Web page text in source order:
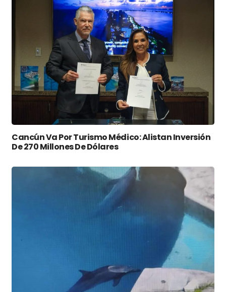
Cancún Va Por Turismo Médico: Alistan Inversión
De 270 Millones De Dólares